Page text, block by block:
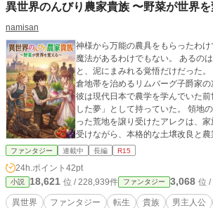
異世界のんびり農家貴族 〜野菜が世界
namisan
神様から万能の農具をもらったわ
魔法があるわけでもない。 あるの
と、泥にまみれる覚悟だけだった
倉地帯を治めるリムバーグ子爵家の
彼は現代日本で農学を学んでいた
した夢」として持っていた。 領地
った荒地を譲り受けたアレクは、
受けながら、本格的な土壌改良と農
ファンタジー 連載中 長編 R15
24h.ポイント 42pt
小説 18,621 位 / 228,939件 ファンタジー 3,068 位
異世界 ファンタジー 転生 貴族 男主人公